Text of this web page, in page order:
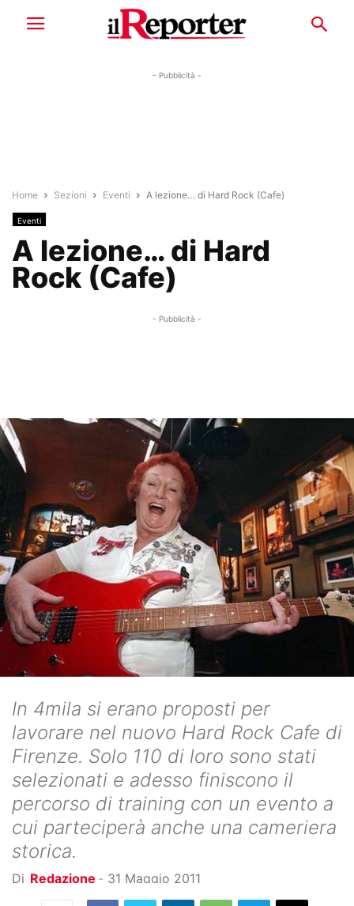
- Pubblicità -
Home Sezioni Eventi A lezione… di Hard Rock (Cafe)
Eventi
A lezione… di Hard
Rock (Cafe)
- Pubblicità -
In 4mila si erano proposti per
lavorare nel nuovo Hard Rock Cafe di
Firenze. Solo 110 di loro sono stati
selezionati e adesso finiscono il
percorso di training con un evento a
cui parteciperà anche una cameriera
storica.
Di Redazione - 31 Maggio 2011